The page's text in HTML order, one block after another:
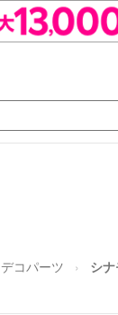
デコパーツ シ